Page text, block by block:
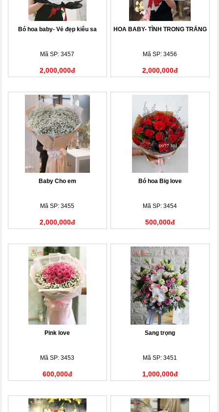
Bó hoa baby- Vẻ đẹp kiêu sa
Mã SP: 3457
2,000,000đ
HOA BABY- TÌNH TRONG TRẮNG
Mã SP: 3456
2,000,000đ
Baby Cho em
Mã SP: 3455
2,000,000đ
Bó hoa Big love
Mã SP: 3454
500,000đ
Pink love
Mã SP: 3453
600,000đ
Sang trọng
Mã SP: 3451
1,000,000đ